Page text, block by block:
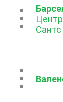
...Сантс
...